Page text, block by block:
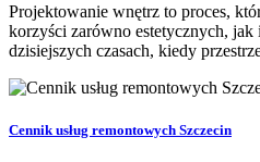
Projektowanie wnętrz to proces,
korzyści zarówno estetycznych,
dzisiejszych czasach, kiedy
Cennik usług remontowych Szczecin